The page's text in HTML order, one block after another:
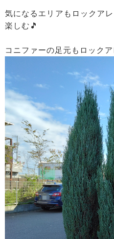
気になるエリアもロックア
楽しむ🎵
コニファーの足元もロックア